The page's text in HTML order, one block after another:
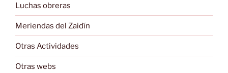
Luchas obreras
Meriendas del Zaidín
Otras Actividades
Otras webs